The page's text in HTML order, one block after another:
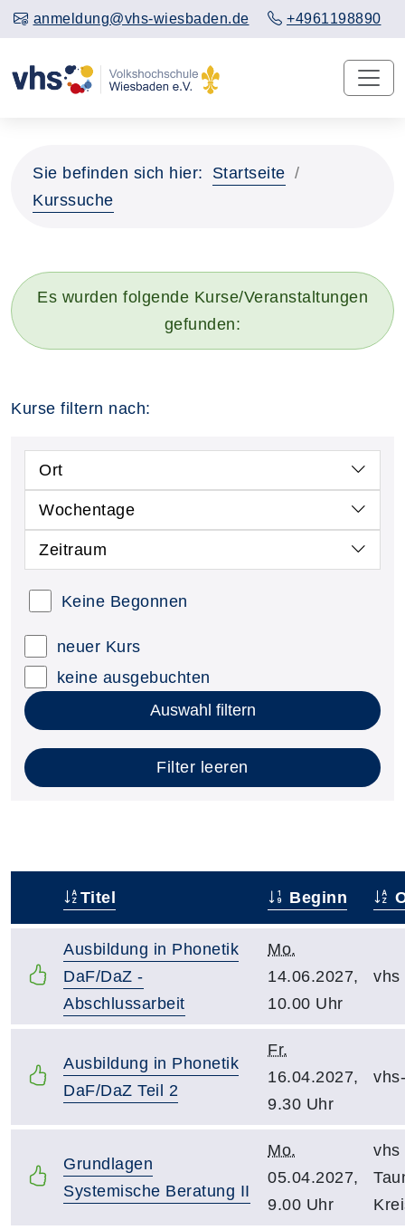
anmeldung@vhs-wiesbaden.de +4961198890
Sie befinden sich hier:
Startseite
Kurssuche
Es wurden folgende Kurse/Veranstaltungen
gefunden:
Kurse filtern nach:
Ort
Wochentage
Zeitraum
Keine Begonnen
neuer Kurs
keine ausgebuchten
Auswahl filtern
Filter leeren
Titel Beginn
Ausbildung in Phonetik
DaF/DaZ -
Abschlussarbeit
Mo.
14.06.2027,
10.00 Uhr
vhs
Ausbildung in Phonetik
DaF/DaZ Teil 2
Fr.
16.04.2027,
9.30 Uhr
Grundlagen
Systemische Beratung II
Mo.
05.04.2027,
9.00 Uhr
vhs